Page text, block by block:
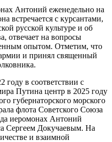
Антоний еженедельно на
встречается с курсантами,
русской культуре и об
отвечает на вопросы
опытом. Отметим, что
и принял священный
в соответствии с
Путина центр в 2025 году
губернаторского морского
флота Советского Союза
иеромонах Антоний
Сергеем Докучаевым. На
и взаимной